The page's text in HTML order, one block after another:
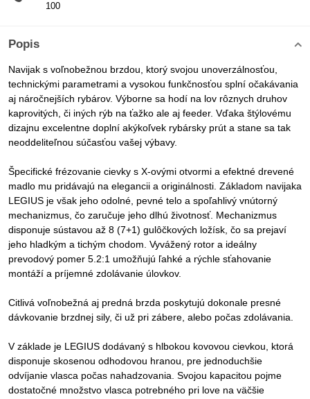
100
Popis
Navijak s voľnobežnou brzdou, ktorý svojou unoverzálnosťou,
technickými parametrami a vysokou funkčnosťou splní očakávania
aj náročnejších rybárov. Výborne sa hodí na lov rôznych druhov
kaprovitých, či iných rýb na ťažko ale aj feeder. Vďaka štýlovému
dizajnu excelentne doplní akýkoľvek rybársky prút a stane sa tak
neoddeliteľnou súčasťou vašej výbavy.
Špecifické frézovanie cievky s X-ovými otvormi a efektné drevené
madlo mu pridávajú na elegancii a originálnosti. Základom navijaka
LEGIUS je však jeho odolné, pevné telo a spoľahlivý vnútorný
mechanizmus, čo zaručuje jeho dlhú životnosť. Mechanizmus
disponuje sústavou až 8 (7+1) gulôčkových ložísk, čo sa prejaví
jeho hladkým a tichým chodom. Vyvážený rotor a ideálny
prevodový pomer 5.2:1 umožňujú ľahké a rýchle sťahovanie
montáží a príjemné zdolávanie úlovkov.
Citlivá voľnobežná aj predná brzda poskytujú dokonale presné
dávkovanie brzdnej sily, či už pri zábere, alebo počas zdolávania.
V základe je LEGIUS dodávaný s hlbokou kovovou cievkou, ktorá
disponuje skosenou odhodovou hranou, pre jednoduchšie
odvíjanie vlasca počas nahadzovania. Svojou kapacitou pojme
dostatočné množstvo vlasca potrebného pri love na väčšie